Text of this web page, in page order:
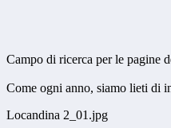
Campo di ricerca per le pagine
Come ogni anno, siamo lieti di
Locandina 2_01.jpg